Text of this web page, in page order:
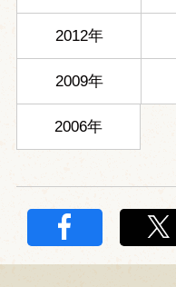
2012年
2009年
2006年